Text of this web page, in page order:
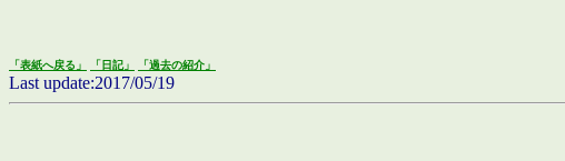
「表紙へ戻る」 「日記」 「過去の紹介」
Last update:2017/05/19